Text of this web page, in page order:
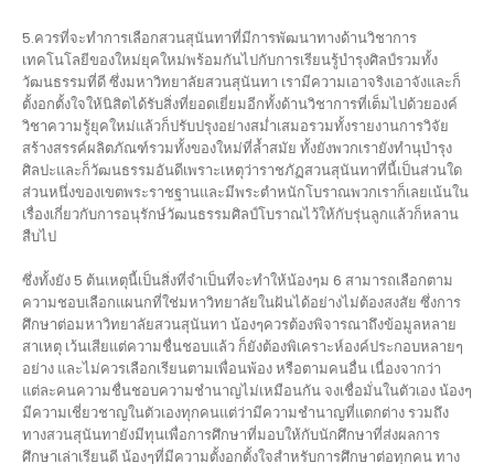
5.ควรที่จะทำการเลือกสวนสุนันทาที่มีการพัฒนาทางด้านวิชาการ
เทคโนโลยีของใหม่ยุคใหม่พร้อมกันไปกับการเรียนรู้บำรุงศิลป์รวมทั้ง
วัฒนธรรมที่ดี ซึ่งมหาวิทยาลัยสวนสุนันทา เรามีความเอาจริงเอาจังและก็
ตั้งอกตั้งใจให้นิสิตได้รับสิ่งที่ยอดเยี่ยมอีกทั้งด้านวิชาการที่เต็มไปด้วยองค์
วิชาความรู้ยุคใหม่แล้วก็ปรับปรุงอย่างสม่ำเสมอรวมทั้งรายงานการวิจัย
สร้างสรรค์ผลิตภัณฑ์รวมทั้งของใหม่ที่ล้ำสมัย ทั้งยังพวกเรายังทำนุบำรุง
ศิลปะและก็วัฒนธรรมอันดีเพราะเหตุว่าราชภัฏสวนสุนันทาที่นี้เป็นส่วนใด
ส่วนหนึ่งของเขตพระราชฐานและมีพระตำหนักโบราณพวกเราก็เลยเน้นใน
เรื่องเกี่ยวกับการอนุรักษ์วัฒนธรรมศิลป์โบราณไว้ให้กับรุ่นลูกแล้วก็หลาน
สืบไป
ซึ่งทั้งยัง 5 ต้นเหตุนี้เป็นสิ่งที่จำเป็นที่จะทำให้น้องๆม 6 สามารถเลือกตาม
ความชอบเลือกแผนกที่ใช่มหาวิทยาลัยในฝันได้อย่างไม่ต้องสงสัย ซึ่งการ
ศึกษาต่อมหาวิทยาลัยสวนสุนันทา น้องๆควรต้องพิจารณาถึงข้อมูลหลาย
สาเหตุ เว้นเสียแต่ความชื่นชอบแล้ว ก็ยังต้องพิเคราะห์องค์ประกอบหลายๆ
อย่าง และไม่ควรเลือกเรียนตามเพื่อนพ้อง หรือตามคนอื่น เนื่องจากว่า
แต่ละคนความชื่นชอบความชำนาญไม่เหมือนกัน จงเชื่อมั่นในตัวเอง น้องๆ
มีความเชี่ยวชาญในตัวเองทุกคนแต่ว่ามีความชำนาญที่แตกต่าง รวมถึง
ทางสวนสุนันทายังมีทุนเพื่อการศึกษาที่มอบให้กับนักศึกษาที่ส่งผลการ
ศึกษาเล่าเรียนดี น้องๆที่มีความตั้งอกตั้งใจสำหรับการศึกษาต่อทุกคน ทาง